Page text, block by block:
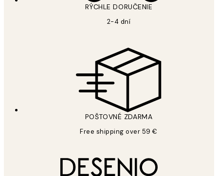
RÝCHLE DORUČENIE
2-4 dní
POŠTOVNÉ ZDARMA
Free shipping over 59 €